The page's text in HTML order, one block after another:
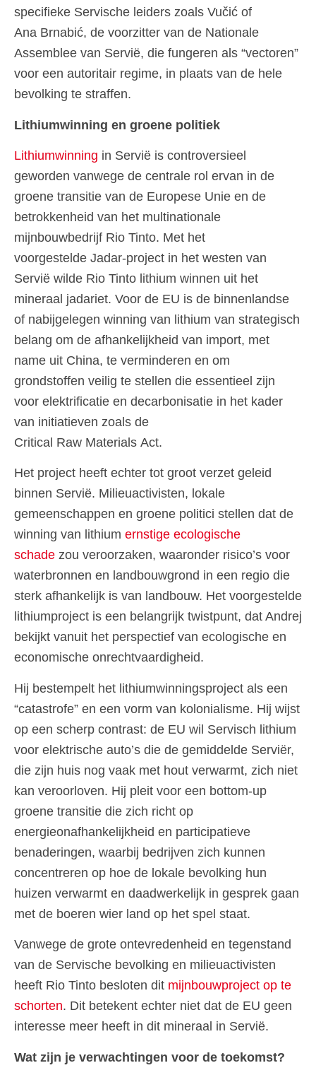
specifieke Servische leiders zoals Vučić of
Ana Brnabić, de voorzitter van de Nationale
Assemblee van Servië, die fungeren als “vectoren”
voor een autoritair regime, in plaats van de hele
bevolking te straffen.
Lithiumwinning en groene politiek
Lithiumwinning in Servië is controversieel
geworden vanwege de centrale rol ervan in de
groene transitie van de Europese Unie en de
betrokkenheid van het multinationale
mijnbouwbedrijf Rio Tinto. Met het
voorgestelde Jadar-project in het westen van
Servië wilde Rio Tinto lithium winnen uit het
mineraal jadariet. Voor de EU is de binnenlandse
of nabijgelegen winning van lithium van strategisch
belang om de afhankelijkheid van import, met
name uit China, te verminderen en om
grondstoffen veilig te stellen die essentieel zijn
voor elektrificatie en decarbonisatie in het kader
van initiatieven zoals de
Critical Raw Materials Act.
Het project heeft echter tot groot verzet geleid
binnen Servië. Milieuactivisten, lokale
gemeenschappen en groene politici stellen dat de
winning van lithium ernstige ecologische
schade zou veroorzaken, waaronder risico’s voor
waterbronnen en landbouwgrond in een regio die
sterk afhankelijk is van landbouw. Het voorgestelde
lithiumproject is een belangrijk twistpunt, dat Andrej
bekijkt vanuit het perspectief van ecologische en
economische onrechtvaardigheid.
Hij bestempelt het lithiumwinningsproject als een
“catastrofe” en een vorm van kolonialisme. Hij wijst
op een scherp contrast: de EU wil Servisch lithium
voor elektrische auto’s die de gemiddelde Serviër,
die zijn huis nog vaak met hout verwarmt, zich niet
kan veroorloven. Hij pleit voor een bottom-up
groene transitie die zich richt op
energieonafhankelijkheid en participatieve
benaderingen, waarbij bedrijven zich kunnen
concentreren op hoe de lokale bevolking hun
huizen verwarmt en daadwerkelijk in gesprek gaan
met de boeren wier land op het spel staat.
Vanwege de grote ontevredenheid en tegenstand
van de Servische bevolking en milieuactivisten
heeft Rio Tinto besloten dit mijnbouwproject op te
schorten. Dit betekent echter niet dat de EU geen
interesse meer heeft in dit mineraal in Servië.
Wat zijn je verwachtingen voor de toekomst?